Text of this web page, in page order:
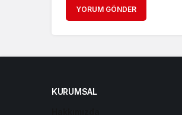
YORUM GÖNDER
KURUMSAL